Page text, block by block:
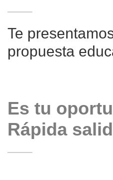
Te
propuesta
Es tu
Rápida